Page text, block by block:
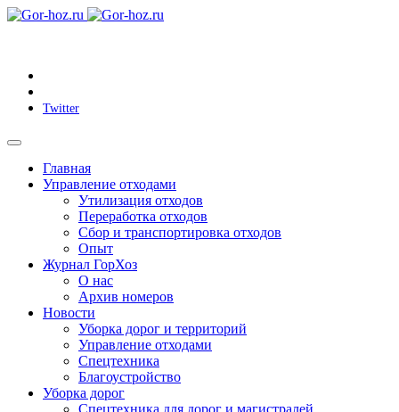
Twitter
Главная
Управление отходами
Утилизация отходов
Переработка отходов
Сбор и транспортировка отходов
Опыт
Журнал ГорХоз
О нас
Архив номеров
Новости
Уборка дорог и территорий
Управление отходами
Спецтехника
Благоустройство
Уборка дорог
Спецтехника для дорог и магистралей